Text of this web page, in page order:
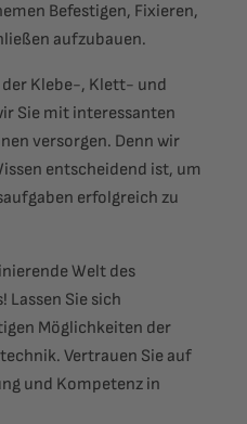
Befestigen, Fixieren,
aufzubauen.
Klebe-, Klett- und
Sie mit interessanten
versorgen. Denn wir
entscheidend ist, um
erfolgreich zu
Welt des
Lassen Sie sich
Möglichkeiten der
Vertrauen Sie auf
und Kompetenz in